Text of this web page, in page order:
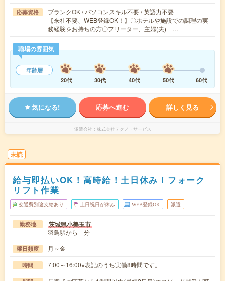
応募資格
ブランクOK / パソコンスキル不要 / 英語力不要
【来社不要、WEB登録OK！】〇ホテルや施設での調理の実
務経験をお持ちの方〇フリーター、主婦(夫) …
職場の雰囲気
年齢層
20代
30代 40代 50代 60代
気になる! 応募へ進む 詳しく見る
派遣会社 株式会社テクノ・サービス
未読
給与即払いOK！高時給！土日休み！フォーク
リフト作業
交通費別途支給あり 土日祝日が休み WEB登録OK 派遣
勤務地 茨城県小美玉市
羽鳥駅から---分
曜日頻度 月～金
時間 7:00～16:00※表記のうち実働8時間です。